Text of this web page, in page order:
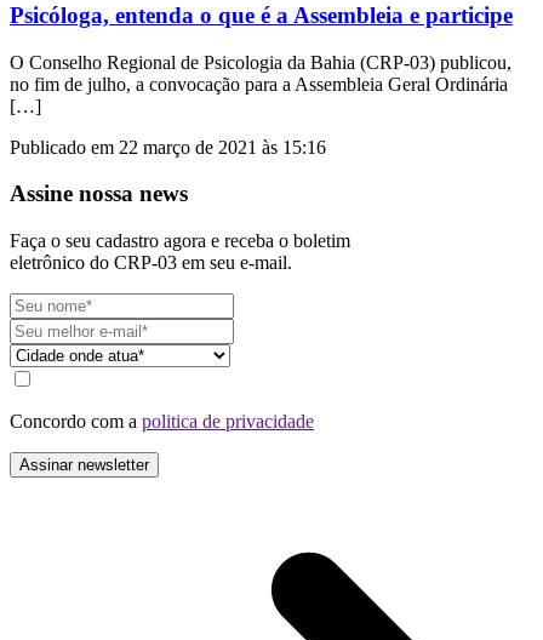
Psicóloga, entenda o que é a Assembleia e participe
O Conselho Regional de Psicologia da Bahia (CRP-03) publicou,
no fim de julho, a convocação para a Assembleia Geral Ordinária
[…]
Publicado em 22 março de 2021 às 15:16
Assine nossa news
Faça o seu cadastro agora e receba o boletim
eletrônico do CRP-03 em seu e-mail.
Concordo com a politica de privacidade